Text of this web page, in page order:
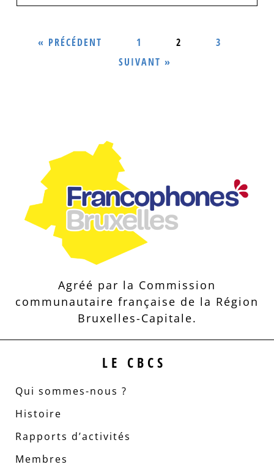
« PRÉCÉDENT 1 2
3
SUIVANT »
Agréé par la Commission
communautaire française de la Région
Bruxelles-Capitale.
LE CBCS
Qui sommes-nous ?
Histoire
Rapports d’activités
Membres